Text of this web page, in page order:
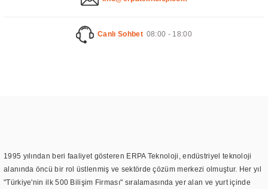
Canlı Sohbet 08:00 - 18:00
1995 yılından beri faaliyet gösteren ERPA Teknoloji, endüstriyel teknoloji
alanında öncü bir rol üstlenmiş ve sektörde çözüm merkezi olmuştur. Her yıl
"Türkiye'nin ilk 500 Bilişim Firması" sıralamasında yer alan ve yurt içinde